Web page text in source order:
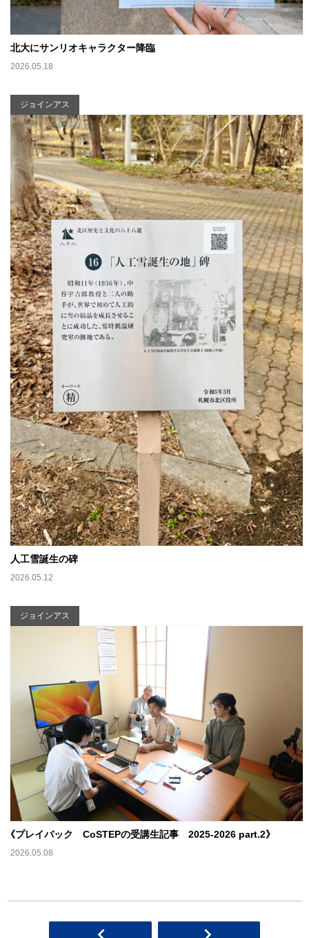
北大にサンリオキャラクター降臨
2026.05.18
ジョインアス
人工雪誕生の碑
2026.05.12
ジョインアス
《プレイバック CoSTEPの受講生記事 2025‐2026 part.2》
2026.05.08